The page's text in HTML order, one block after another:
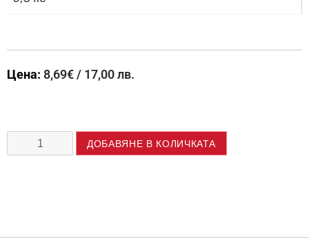
Цена: 8,69€/ 17,00 лв.
ДОБАВЯНЕ В КОЛИЧКАТА